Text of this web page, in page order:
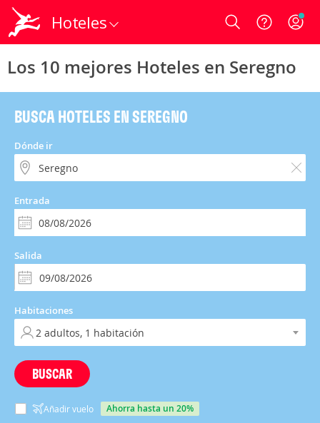
Hoteles Login
Los 10 mejores Hoteles en Seregno
BUSCA HOTELES EN SEREGNO
Dónde ir
Entrada
Salida
Habitaciones
BUSCAR
Añadir vuelo ahorra hasta un 20%